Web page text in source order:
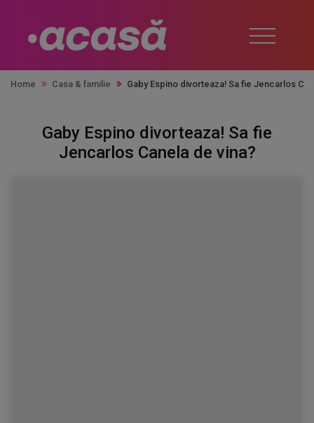
Home Casa & familie Gaby Espino divorteaza! Sa fie Jencarlos
Gaby Espino divorteaza! Sa fie
Jencarlos Canela de vina?